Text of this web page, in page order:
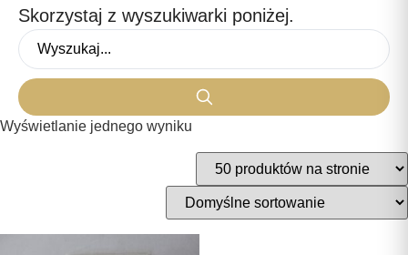
Skorzystaj z wyszukiwarki poniżej.
Wyświetlanie jednego wyniku